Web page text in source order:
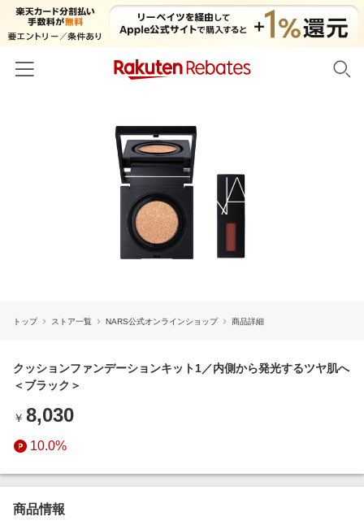
百貨店・総合ECモール
ファッション・インナー・小物
キッズ・ベビー用品
エンタメ
インテリア・寝具
ペット・花・DIY・車
旅行・レジャー・ホテル予約
生活・お役立ち
電子書籍特集
楽天サービス特集
旅行特集
わくわく夏特集
とことん買い物チャレンジ
Apple公式サイト×楽天カード分割払い
トップ ストア一覧 NARS公式オンラインショップ 商品詳細
クッションファンデーションキット1／内側から発光するツヤ肌へ
＜ブラック＞
￥ 8,030
10.0%
商品情報